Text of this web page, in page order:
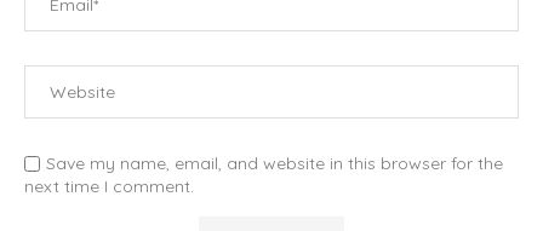
Save my name, email, and website in this browser for the
next time I comment.